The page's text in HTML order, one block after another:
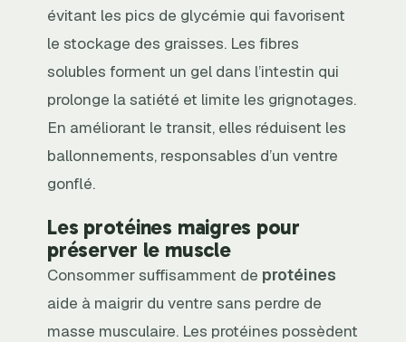
évitant les pics de glycémie qui favorisent
le stockage des graisses. Les fibres
solubles forment un gel dans l’intestin qui
prolonge la satiété et limite les grignotages.
En améliorant le transit, elles réduisent les
ballonnements, responsables d’un ventre
gonflé.
Les protéines maigres pour
préserver le muscle
Consommer suffisamment de protéines
aide à maigrir du ventre sans perdre de
masse musculaire. Les protéines possèdent